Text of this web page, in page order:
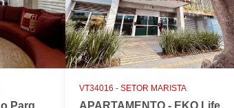
VT34016 - SETOR MARISTA
APARTAMENTO - EKO LifeStyle